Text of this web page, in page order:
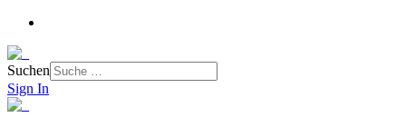
Suchen
Sign In